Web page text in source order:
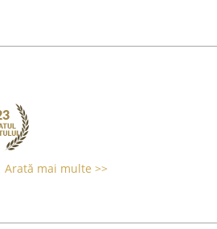
Arată mai multe >>